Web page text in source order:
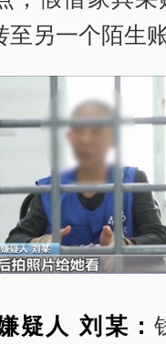
另一个陌生账
疑人 刘某：